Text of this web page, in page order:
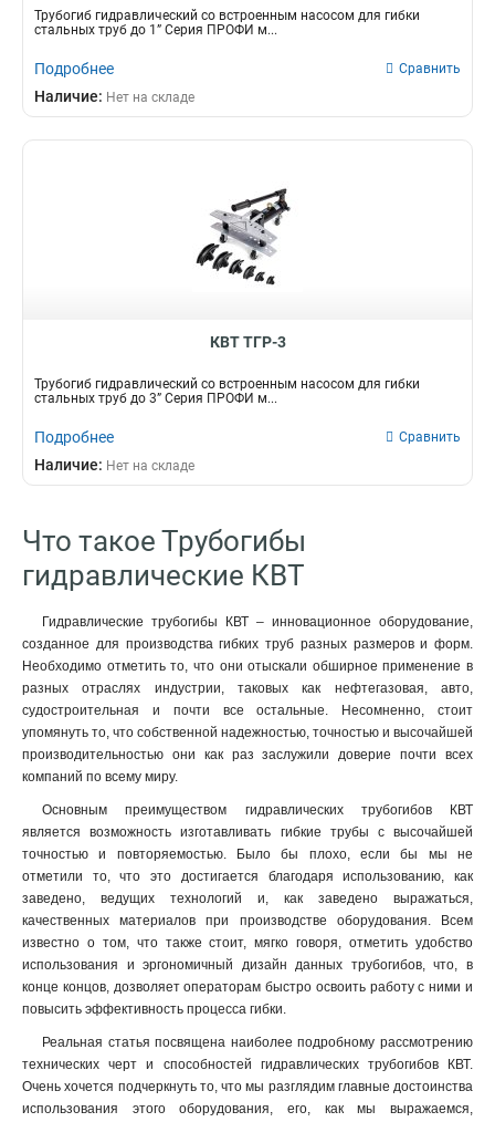
Трубогиб гидравлический со встроенным насосом для гибки
стальных труб до 1” Серия ПРОФИ м...
Подробнее Сравнить
Наличие: Нет на складе
КВТ ТГР-3
Трубогиб гидравлический со встроенным насосом для гибки
стальных труб до 3” Серия ПРОФИ м...
Подробнее Сравнить
Наличие: Нет на складе
Что такое Трубогибы
гидравлические КВТ
Гидравлические трубогибы КВТ – инновационное оборудование,
созданное для производства гибких труб разных размеров и форм.
Необходимо отметить то, что они отыскали обширное применение в
разных отраслях индустрии, таковых как нефтегазовая, авто,
судостроительная и почти все остальные. Несомненно, стоит
упомянуть то, что собственной надежностью, точностью и высочайшей
производительностью они как раз заслужили доверие почти всех
компаний по всему миру.
Основным преимуществом гидравлических трубогибов КВТ
является возможность изготавливать гибкие трубы с высочайшей
точностью и повторяемостью. Было бы плохо, если бы мы не
отметили то, что это достигается благодаря использованию, как
заведено, ведущих технологий и, как заведено выражаться,
качественных материалов при производстве оборудования. Всем
известно о том, что также стоит, мягко говоря, отметить удобство
использования и эргономичный дизайн данных трубогибов, что, в
конце концов, дозволяет операторам быстро освоить работу с ними и
повысить эффективность процесса гибки.
Реальная статья посвящена наиболее подробному рассмотрению
технических черт и способностей гидравлических трубогибов КВТ.
Очень хочется подчеркнуть то, что мы разглядим главные достоинства
использования этого оборудования, его, как мы выражаемся,